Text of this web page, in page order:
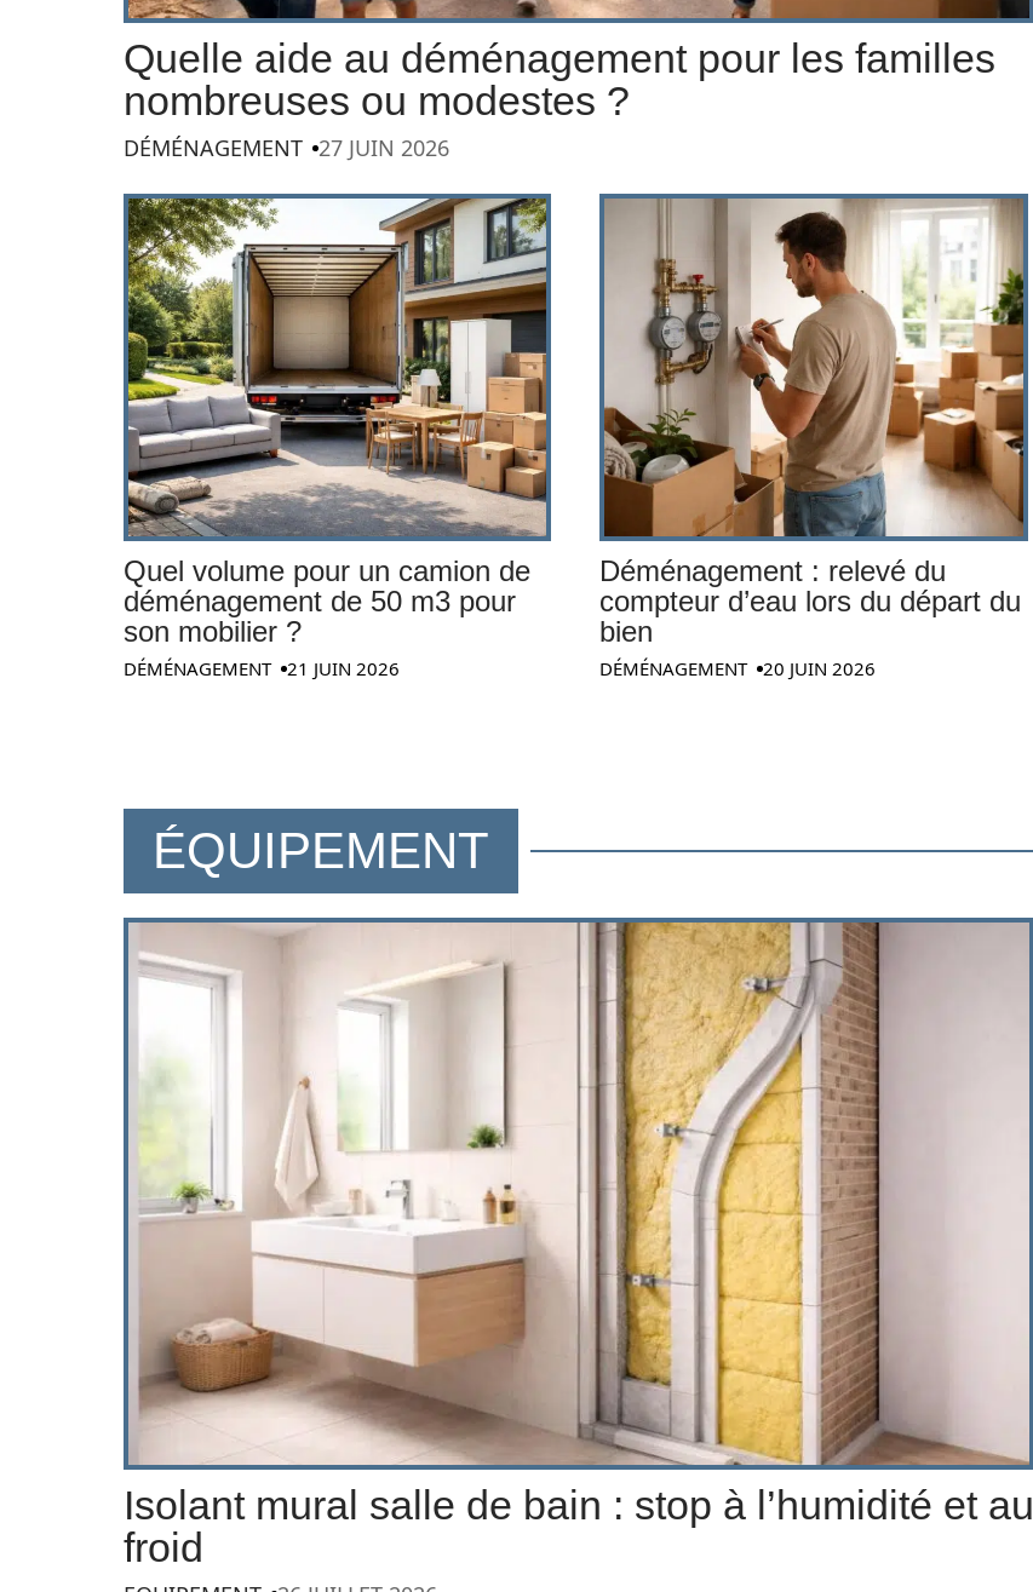
Quelle aide au déménagement pour les familles
nombreuses ou modestes ?
DÉMÉNAGEMENT 27 JUIN 2026
Quel volume pour un camion de
déménagement de 50 m3 pour
son mobilier ?
DÉMÉNAGEMENT 21 JUIN 2026
Déménagement : relevé du
compteur d’eau lors du départ du
bien
DÉMÉNAGEMENT 20 JUIN 2026
ÉQUIPEMENT
Isolant mural salle de bain : stop à l’humidité et au
froid